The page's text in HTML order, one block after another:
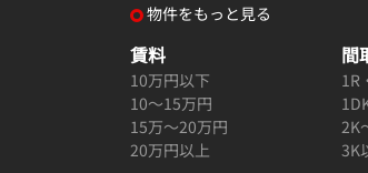
物件をもっと見る
賃料
10万円以下
10～15万円
15万～20万円
20万円以上
間
1R
2K
3K